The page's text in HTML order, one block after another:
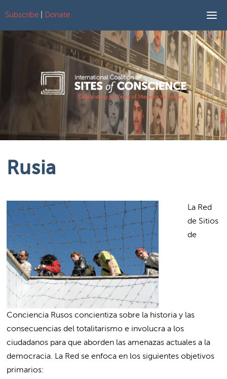
Skip to content
Rusia
La Red
de Sitios
de
Conciencia Rusos concientiza sobre la historia y las
consecuencias del totalitarismo e involucra a los
ciudadanos para que aborden las amenazas actuales a la
democracia. La Red se enfoca en los siguientes objetivos
primarios:
Subscribe Donate